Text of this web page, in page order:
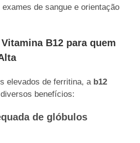
de sangue e orientação
B12 para quem
elevados de ferritina, a b12
benefícios:
de glóbulos